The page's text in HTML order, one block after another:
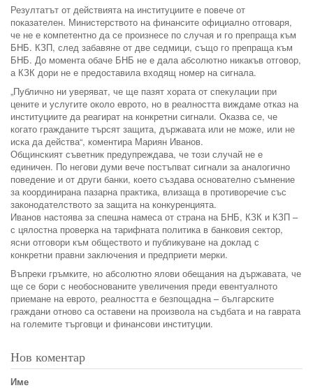
Резултатът от действията на институциите е повече от
показателен. Министерството на финансите официално отговаря,
че не е компетентно да се произнесе по случая и го препраща към
БНБ. КЗП, след забавяне от две седмици, също го препраща към
БНБ. До момента обаче БНБ не е дала абсолютно никакъв отговор,
а КЗК дори не е предоставила входящ номер на сигнала.
„Публично ни уверяват, че ще пазят хората от спекулации при
цените и услугите около еврото, но в реалността виждаме отказ на
институциите да реагират на конкретни сигнали. Оказва се, че
когато гражданите търсят защита, държавата или не може, или не
иска да действа“, коментира Мариян Иванов.
Общинският съветник предупреждава, че този случай не е
единичен. По негови думи вече постъпват сигнали за аналогично
поведение и от други банки, което създава основателно съмнение
за координирана пазарна практика, влизаща в противоречие със
законодателството за защита на конкуренцията.
Иванов настоява за спешна намеса от страна на БНБ, КЗК и КЗП –
с цялостна проверка на тарифната политика в банковия сектор,
ясни отговори към обществото и публикуване на доклад с
конкретни правни заключения и предприети мерки.
Въпреки гръмките, но абсолютно ялови обещания на държавата, че
ще се бори с необоснованите увеличения преди евентуалното
приемане на еврото, реалността е безпощадна – българските
граждани отново са оставени на произвола на съдбата и на гаврата
на големите търговци и финансови институции.
Нов коментар
Име